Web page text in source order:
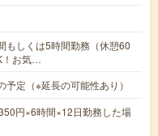
もしくは5時間勤務（休憩60
！お気…
定（※延長の可能性あり）
円×6時間×12日勤務した場